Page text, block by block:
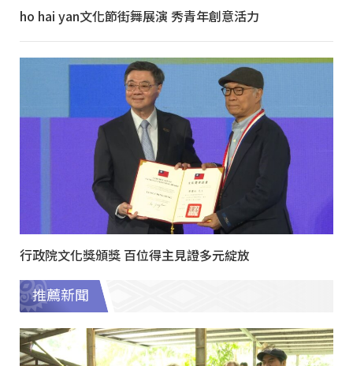
ho hai yan文化節街舞展演 秀青年創意活力
行政院文化獎頒獎 百位得主見證多元綻放
推薦新聞